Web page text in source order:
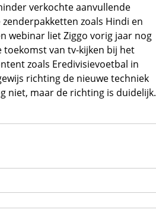
verkochte aanvullende
zoals Hindi en
webinar liet Ziggo vorig jaar nog
toekomst van tv-kijken bij het
zoals Eredivisievoetbal in
richting de nieuwe techniek
niet, maar de richting is duidelijk.